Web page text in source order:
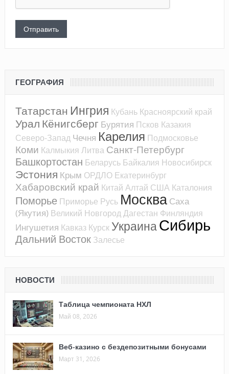
ГЕОГРАФИЯ
Татарстан Ингрия Кубань Красноярский край
Урал Кёнигсберг Бурятия Псков Казакия
Северо-Запад Чечня Карелия Подмосковье
Коми Калмыкия Литва Санкт-Петербург
Башкортостан Беларусь Байкалия Новосибирск
Эстония Крым ОРДЛО Екатеринбург
Хабаровский край Китай Алтай США Каталония
Поморье Приморье Русь Москва Саха
(Якутия) Великий НовгородДагестан Финляндия
Ингушетия Кавказ Курск УкраинаСибирь
Дальний Восток Залесье
НОВОСТИ
Таблица чемпионата НХЛ
Май 08, 2026
Веб-казино с бездепозитными бонусами
Март 31, 2026